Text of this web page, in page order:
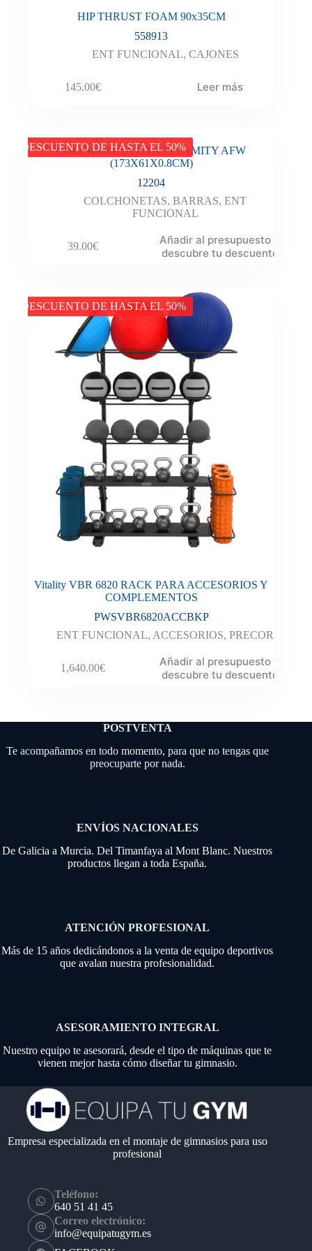
HIP THRUST FOAM 90x35CM
558913
ENT FUNCIONAL, CAJONES
145.00€ Leer más
DESCUENTO DE HASTA EL 50%
COLCHONETA FITNESS AMITY AFW
(173X61X0.8CM)
12204
COLCHONETAS,BARRAS,ENT
FUNCIONAL
39.00€
Añadir al presupuesto y
descubre tu descuento
DESCUENTO DE HASTA EL 50%
Vitality VBR 6820 RACK PARA ACCESORIOS Y
COMPLEMENTOS
PWSVBR6820ACCBKP
ENT FUNCIONAL, ACCESORIOS,PRECOR
1,640.00€
Añadir al presupuesto y
descubre tu descuento
POSTVENTA
Te acompañamos en todo momento, para que no tengas que
preocuparte por nada.
ENVÍOS NACIONALES
De Galicia a Murcia. Del Timanfaya al Mont Blanc. Nuestros
productos llegan a toda España.
ATENCIÓN PROFESIONAL
Más de 15 años dedicándonos a la venta de equipo deportivos
que avalan nuestra profesionalidad.
ASESORAMIENTO INTEGRAL
Nuestro equipo te asesorará, desde el tipo de máquinas que te
vienen mejor hasta cómo diseñar tu gimnasio.
Empresa especializada en el montaje de gimnasios para uso
profesional
Teléfono:
640 51 41 45
Correo electrónico:
info@equipatugym.es